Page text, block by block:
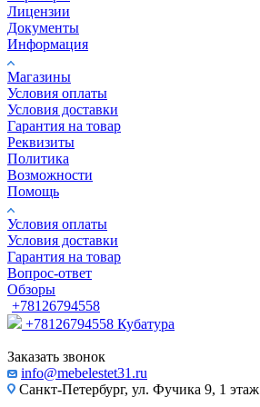
Лицензии
Документы
Информация
Магазины
Условия оплаты
Условия доставки
Гарантия на товар
Реквизиты
Политика
Возможности
Помощь
Условия оплаты
Условия доставки
Гарантия на товар
Вопрос-ответ
Обзоры
+78126794558
+78126794558 Кубатура
Заказать звонок
info@mebelestet31.ru
Санкт-Петербург, ул. Фучика 9, 1 этаж